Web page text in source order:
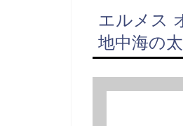
エルメス
地中海の